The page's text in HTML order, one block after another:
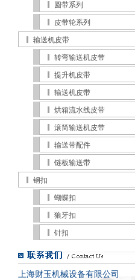
圆带系列
皮带轮系列
输送机皮带
转弯输送机皮带
提升机皮带
输送机皮带
烘箱流水线皮带
滚筒输送机皮带
输送带配件
链板输送带
钢扣
蝴蝶扣
狼牙扣
针扣
上海财玉机械设备有限公司